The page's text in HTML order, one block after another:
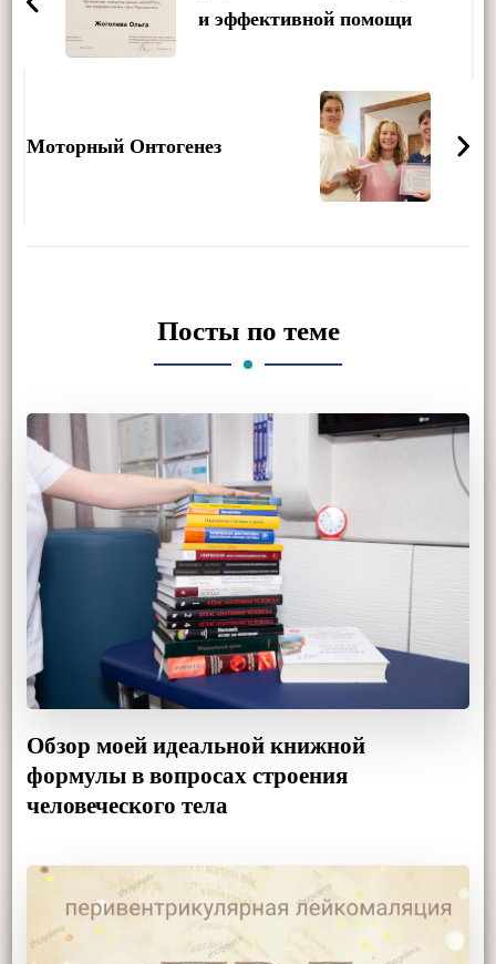
и эффективной помощи
Моторный Онтогенез
Посты по теме
Обзор моей идеальной книжной
формулы в вопросах строения
человеческого тела